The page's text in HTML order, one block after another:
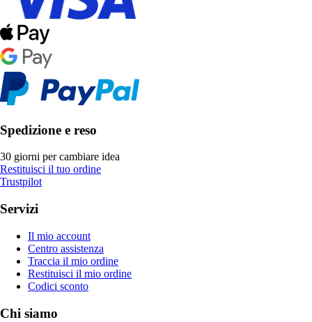
Spedizione e reso
30 giorni per cambiare idea
Restituisci il tuo ordine
Trustpilot
Servizi
Il mio account
Centro assistenza
Traccia il mio ordine
Restituisci il mio ordine
Codici sconto
Chi siamo